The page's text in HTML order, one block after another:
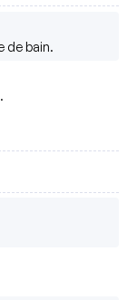
de bain.